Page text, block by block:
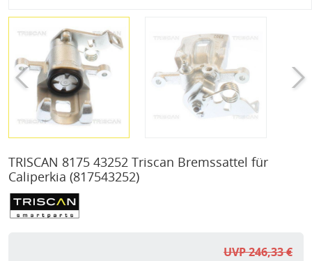
TRISCAN 8175 43252 Triscan Bremssattel für
Caliperkia (817543252)
UVP 246,33 €